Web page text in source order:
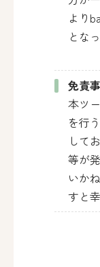
より
とな
免責
本ツ
を行
して
等が
いか
すと